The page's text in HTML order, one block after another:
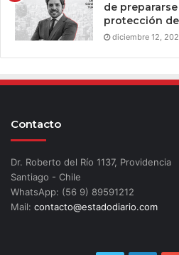
de
protección
diciembre 12,
Contacto
Dr. Roberto del Río 1137, Providencia
Santiago - Chile
WhatsApp: (56 9) 89591212
Mail: contacto@estadodiario.com